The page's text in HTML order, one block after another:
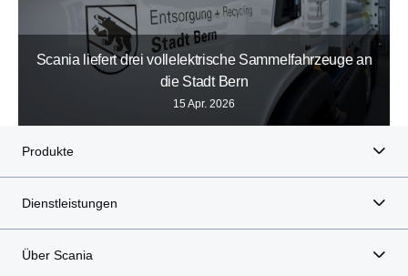
Scania liefert drei vollelektrische Sammelfahrzeuge an
die Stadt Bern
15 Apr. 2026
Produkte
Dienstleistungen
Über Scania